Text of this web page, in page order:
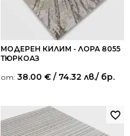
МОДЕРЕН КИЛИМ - ЛОРА 8055
ТЮРКОАЗ
от: 38.00 € / 74.32 лв./ бр.